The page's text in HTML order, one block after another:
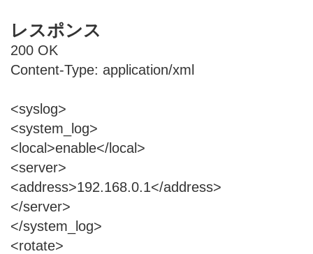
レスポンス
200 OK
Content-Type: application/xml
<syslog>
<system_log>
<local>enable</local>
<server>
<address>192.168.0.1</address>
</server>
</system_log>
<rotate>